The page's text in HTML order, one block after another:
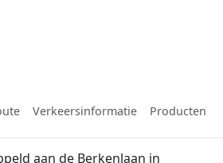
Verkeersinformatie Producten
aan de Berkenlaan in